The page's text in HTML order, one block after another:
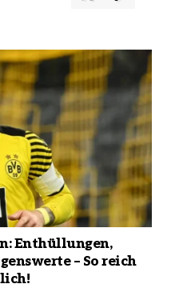
Enthüllungen,
– So reich